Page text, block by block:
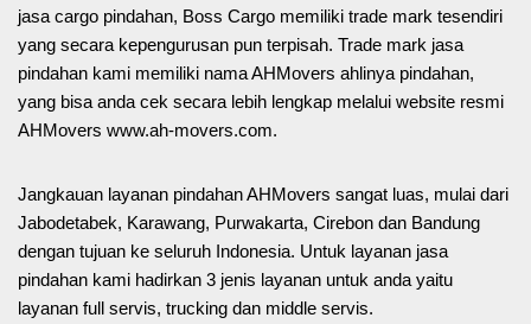
jasa cargo pindahan, Boss Cargo memiliki trade mark tesendiri
yang secara kepengurusan pun terpisah. Trade mark jasa
pindahan kami memiliki nama AHMovers ahlinya pindahan,
yang bisa anda cek secara lebih lengkap melalui website resmi
AHMovers www.ah-movers.com.
Jangkauan layanan pindahan AHMovers sangat luas, mulai dari
Jabodetabek, Karawang, Purwakarta, Cirebon dan Bandung
dengan tujuan ke seluruh Indonesia. Untuk layanan jasa
pindahan kami hadirkan 3 jenis layanan untuk anda yaitu
layanan full servis, trucking dan middle servis.